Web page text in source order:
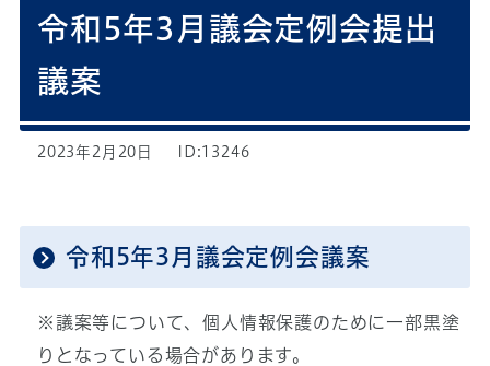
令和5年3月議会定例会提出
議案
2023年2月20日 ID:13246
令和5年3月議会定例会議案
※議案等について、個人情報保護のために一部黒塗
りとなっている場合があります。